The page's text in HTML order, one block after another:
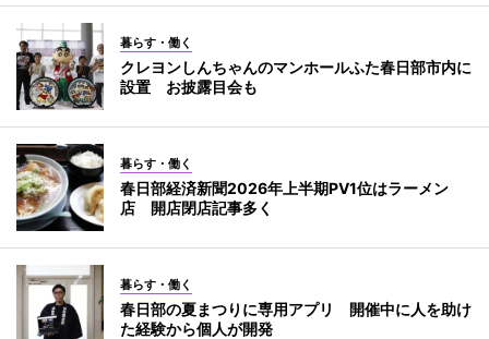
暮らす・働く
クレヨンしんちゃんのマンホールふた春日部市内に
設置 お披露目会も
暮らす・働く
春日部経済新聞2026年上半期PV1位はラーメン
店 開店閉店記事多く
暮らす・働く
春日部の夏まつりに専用アプリ 開催中に人を助け
た経験から個人が開発